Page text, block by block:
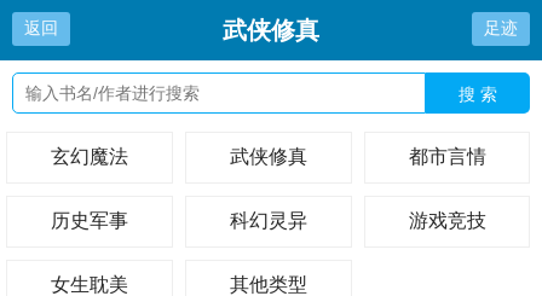
返回 武侠修真 足迹
搜 索
玄幻魔法 武侠修真 都市言情
历史军事 科幻灵异 游戏竞技
女生耽美 其他类型